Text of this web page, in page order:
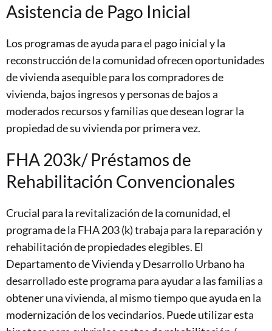
Asistencia de Pago Inicial
Los programas de ayuda para el pago inicial y la
reconstrucción de la comunidad ofrecen oportunidades
de vivienda asequible para los compradores de
vivienda, bajos ingresos y personas de bajos a
moderados recursos y familias que desean lograr la
propiedad de su vivienda por primera vez.
FHA 203k/ Préstamos de
Rehabilitación Convencionales
Crucial para la revitalización de la comunidad, el
programa de la FHA 203 (k) trabaja para la reparación y
rehabilitación de propiedades elegibles. El
Departamento de Vivienda y Desarrollo Urbano ha
desarrollado este programa para ayudar a las familias a
obtener una vivienda, al mismo tiempo que ayuda en la
modernización de los vecindarios. Puede utilizar esta